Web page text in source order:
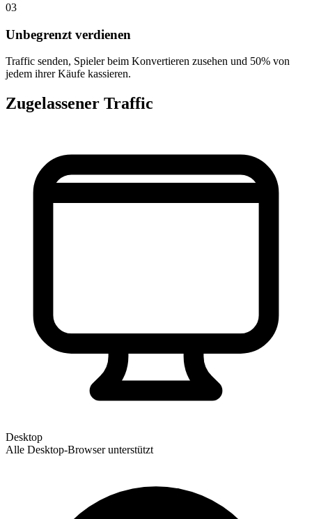
03
Unbegrenzt verdienen
Traffic senden, Spieler beim Konvertieren zusehen und 50% von
jedem ihrer Käufe kassieren.
Zugelassener Traffic
Desktop
Alle Desktop-Browser unterstützt